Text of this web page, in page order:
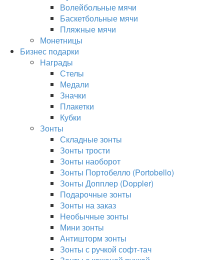
Волейбольные мячи
Баскетбольные мячи
Пляжные мячи
Монетницы
Бизнес подарки
Награды
Стелы
Медали
Значки
Плакетки
Кубки
Зонты
Складные зонты
Зонты трости
Зонты наоборот
Зонты Портобелло (Portobello)
Зонты Допплер (Doppler)
Подарочные зонты
Зонты на заказ
Необычные зонты
Мини зонты
Антишторм зонты
Зонты с ручкой софт-тач